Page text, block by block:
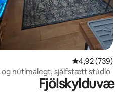
180 umsagnir 4,92 af 5 í
4,92 (739)
og nútímalegt, sjálfstætt stúdíó